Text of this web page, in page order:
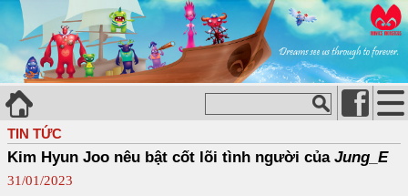
TIN TỨC
Kim Hyun Joo nêu bật cốt lõi tình người của Jung_E
31/01/2023